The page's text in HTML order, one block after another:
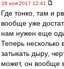
28 ноя 2017 12:41
Где тонко, там и
вообще уже
нам нужен еще
Теперь
затыкать дыру,
может, он вообще